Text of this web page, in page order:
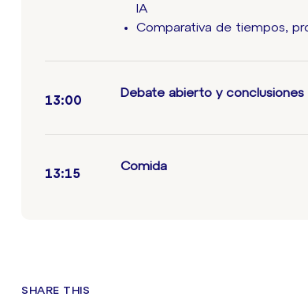
IA
Comparativa de tiempos,
13:00
Debate abierto y conclusiones
13:15
Comida
SHARE THIS